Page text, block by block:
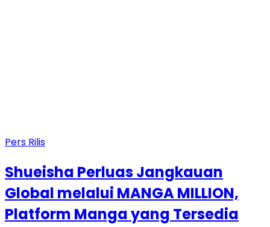
Pers Rilis
Shueisha Perluas Jangkauan
Global melalui MANGA MILLION,
Platform Manga yang Tersedia